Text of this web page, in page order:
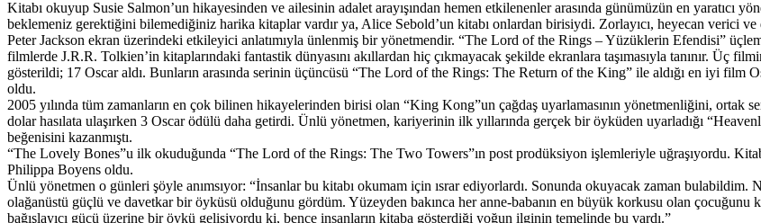
Kitabı okuyup Susie Salmon’un hikayesinden ve ailesinin adalet arayışından hemen etkilenenler arasında günümüzün en yaratıcı
beklemeniz gerektiğini bilemediğiniz harika kitaplar vardır ya, Alice Sebold’un kitabı onlardan birisiydi. Zorlayıcı, heyecan verici
Peter Jackson ekran üzerindeki etkileyici anlatımıyla ünlenmiş bir yönetmendir. “The Lord of the Rings – Yüzüklerin Efendisi”
filmlerde J.R.R. Tolkien’in kitaplarındaki fantastik dünyasını akıllardan hiç çıkmayacak şekilde ekranlara taşımasıyla tanınır. Üç
gösterildi; 17 Oscar aldı. Bunların arasında serinin üçüncüsü “The Lord of the Rings: The Return of the King” ile aldığı en iyi film
oldu.
2005 yılında tüm zamanların en çok bilinen hikayelerinden birisi olan “King Kong”un çağdaş uyarlamasının yönetmenliğini, ortak
dolar hasılata ulaşırken 3 Oscar ödülü daha getirdi. Ünlü yönetmen, kariyerinin ilk yıllarında gerçek bir öyküden uyarladığı
beğenisini kazanmıştı.
“The Lovely Bones”u ilk okuduğunda “The Lord of the Rings: The Two Towers”ın post prodüksiyon işlemleriyle uğraşıyordu. Kitabı
Philippa Boyens oldu.
Ünlü yönetmen o günleri şöyle anımsıyor: “İnsanlar bu kitabı okumam için ısrar ediyorlardı. Sonunda okuyacak zaman bulabildim.
olağanüstü güçlü ve davetkar bir öyküsü olduğunu gördüm. Yüzeyden bakınca her anne-babanın en büyük korkusu olan çocuğunu
bağışlayıcı gücü üzerine bir öykü gelişiyordu ki, bence insanların kitaba gösterdiği yoğun ilginin temelinde bu vardı.”